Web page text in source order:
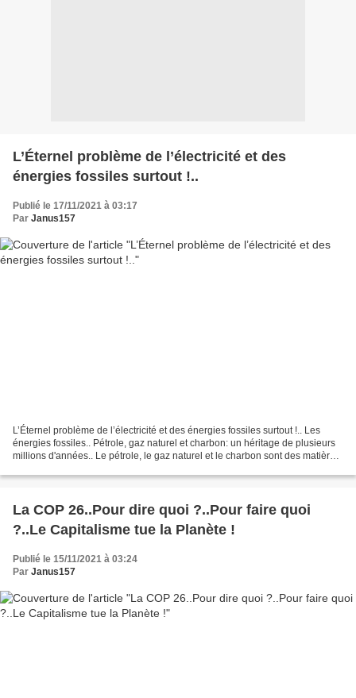
L’Éternel problème de l’électricité et des
énergies fossiles surtout !..
Publié le 17/11/2021 à 03:17
Par Janus157
L’Éternel problème de l’électricité et des énergies fossiles surtout !.. Les
énergies fossiles.. Pétrole, gaz naturel et charbon: un héritage de plusieurs
millions d'années.. Le pétrole, le gaz naturel et le charbon sont des matières
La COP 26..Pour dire quoi ?..Pour faire quoi
?..Le Capitalisme tue la Planète !
Publié le 15/11/2021 à 03:24
Par Janus157